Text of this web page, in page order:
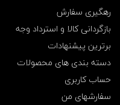
رهگیری سفارش
بازگردانی کالا و استرداد وجه
برترین پیشنهادات
دسته بندی های محصولات
حساب کاربری
سفارشهای من